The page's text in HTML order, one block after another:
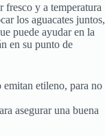
fresco y a temperatura
los aguacates juntos,
puede ayudar en la
en su punto de
etileno, para no
asegurar una buena